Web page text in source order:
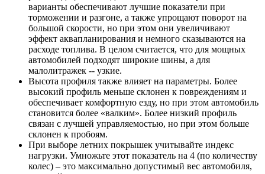
варианты обеспечивают лучшие показатели при
торможении и разгоне, а также упрощают поворот на
большой скорости, но при этом они увеличивают
эффект аквапланирования и немного сказываются на
расходе топлива. В целом считается, что для мощных
автомобилей подходят широкие шины, а для
малолитражек -- узкие.
Высота профиля также влияет на параметры. Более
высокий профиль меньше склонен к повреждениям и
обеспечивает комфортную езду, но при этом автомобиль
становится более «валким». Более низкий профиль
связан с лучшей управляемостью, но при этом больше
склонен к пробоям.
При выборе летних покрышек учитывайте индекс
нагрузки. Умножьте этот показатель на 4 (по количеству
колес) – это максимально допустимый вес автомобиля,